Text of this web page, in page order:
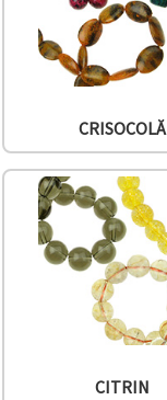
CRISOCOLĂ
CITRIN